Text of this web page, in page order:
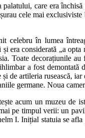
care era
cele mai
celebru în lumea
era considerată „a
Toate decorațiunile
a fost
de artileria rusească,
germane. Noua
acum un muzeu de
pe timpul verii: un
I. Inițial statuia se